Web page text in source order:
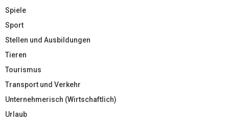
Spiele
Sport
Stellen und Ausbildungen
Tieren
Tourismus
Transport und Verkehr
Unternehmerisch (Wirtschaftlich)
Urlaub